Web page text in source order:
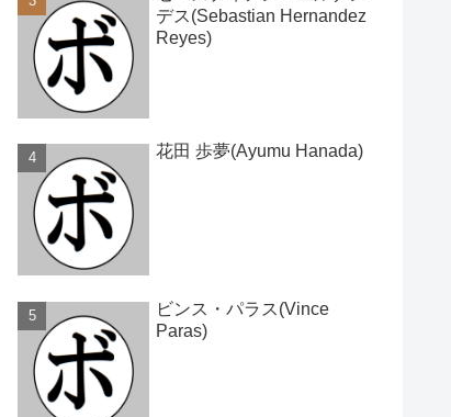
デス(Sebastian Hernandez
Reyes)
花田 歩夢(Ayumu Hanada)
ビンス・パラス(Vince
Paras)